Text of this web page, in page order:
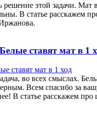
решение этой задачи. Мат
В статье расскажем
ставят мат в 1
во всех смыслах.
Всем спасибо за
В статье расскажем про